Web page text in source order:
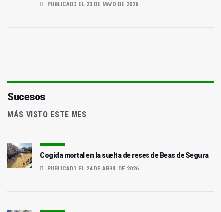
PUBLICADO EL 23 DE MAYO DE 2026
Sucesos
MÁS VISTO ESTE MES
Cogida mortal en la suelta de reses de Beas de Segura
PUBLICADO EL 24 DE ABRIL DE 2026